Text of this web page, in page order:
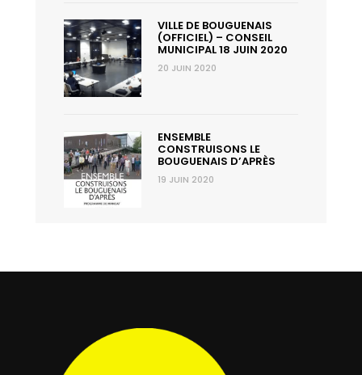
VILLE DE BOUGUENAIS
(OFFICIEL) – CONSEIL
MUNICIPAL 18 JUIN 2020
20 JUIN 2020
ENSEMBLE
CONSTRUISONS LE
BOUGUENAIS D’APRÈS
19 JUIN 2020